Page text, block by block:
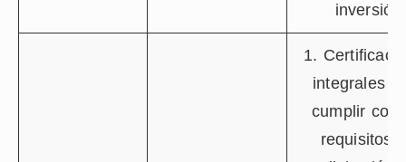
inversión
1.
integrales
cumplir con
requisitos